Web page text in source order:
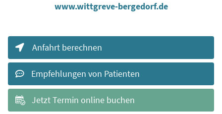
www.wittgreve-bergedorf.de
Anfahrt berechnen
Empfehlungen von Patienten
Jetzt Termin online buchen